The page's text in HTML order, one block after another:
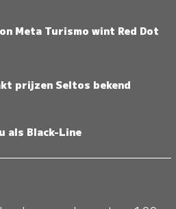
Meta Turismo wint Red Dot
prijzen Seltos bekend
als Black-Line